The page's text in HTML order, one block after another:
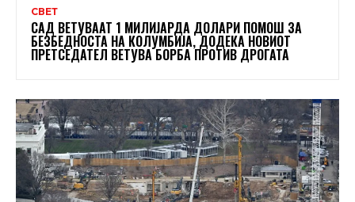
СВЕТ
САД ВЕТУВААТ 1 МИЛИЈАРДА ДОЛАРИ ПОМОШ ЗА
БЕЗБЕДНОСТА НА КОЛУМБИЈА, ДОДЕКА НОВИОТ
ПРЕТСЕДАТЕЛ ВЕТУВА БОРБА ПРОТИВ ДРОГАТА